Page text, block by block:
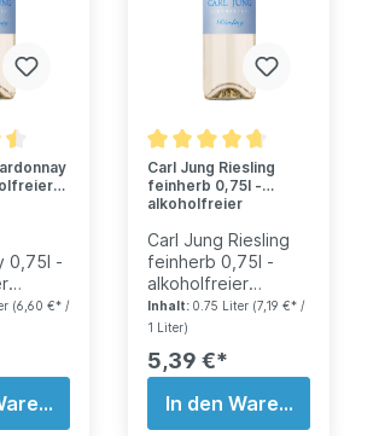
0,75l -
Wein
(6,60 €* /
Carl Jung Riesling
feinherb 0,75l -
alkoholfreier
Carl Jung Riesling
feinherb 0,75l -
alkoholfreier
Weisswein Der Carl
Jung Riesling ist ein
alkoholfreier,
feinherber Wein aus
den Reben von
Rhein und Mosel.
Inhalt: 0.75 Liter (7,19 €* /
1 Liter)
5,39 €*
In den Warenkorb